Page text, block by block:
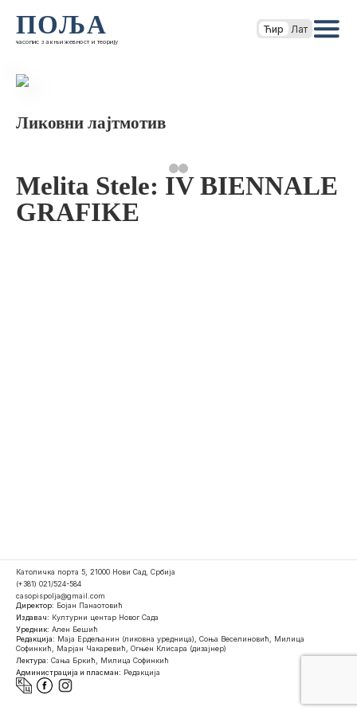
ПОЉА
часопис за књижевност и теорију
Ћир Лат
Ликовни лајтмотив
Melita Stele: IV BIENNALE
GRAFIKE
Католичка порта 5, 21000 Нови Сад, Србија
(+381) 021/524-584
casopispolja@gmail.com
Директор: Бојан Панаотовић
Издавач: Културни центар Новог Сада
Уредник: Ален Бешић
Редакција: Маја Ердељанин (ликовна уредница), Соња Веселиновић, Милица
Софинкић, Марјан Чакаревић, Огњен Клисара (дизајнер)
Лектура: Сања Бркић, Милица Софинкић
Администрација и пласман: Редакција